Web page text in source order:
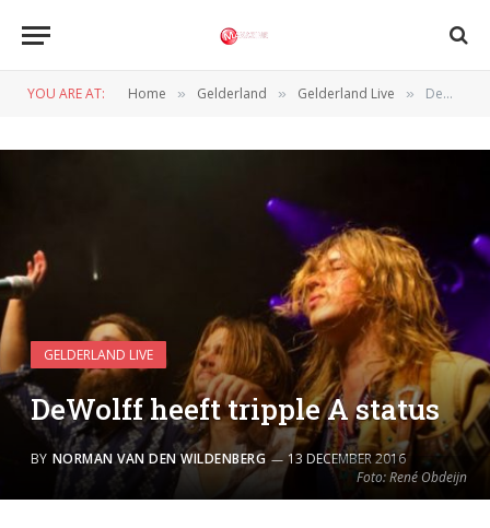
YOU ARE AT: Home » Gelderland » Gelderland Live » DeWolff heeft tripple A status
Foto: René Obdeijn
GELDERLAND LIVE
DeWolff heeft tripple A status
BY NORMAN VAN DEN WILDENBERG 13 DECEMBER 2016